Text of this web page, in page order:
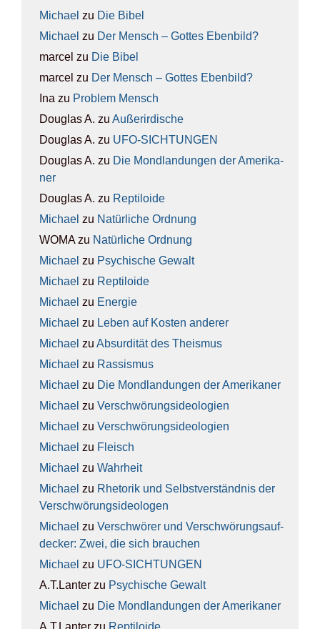
Michael zu Die Bibel
Michael zu Der Mensch – Got­tes Eben­bild?
marcel zu Die Bibel
marcel zu Der Mensch – Got­tes Eben­bild?
Ina zu Pro­blem Mensch
Douglas A. zu Außer­ir­di­sche
Douglas A. zu UFO-SICH­TUN­GEN
Douglas A. zu Die Mond­lan­dun­gen der Ame­ri­ka­
ner
Douglas A. zu Rep­ti­lo­ide
Michael zu Natür­li­che Ord­nung
WOMAzu Natür­li­che Ord­nung
Michael zu Psy­chi­sche Gewalt
Michael zu Rep­ti­lo­ide
Michael zu Ener­gie
Michael zu Leben auf Kos­ten ande­rer
Michael zu Absur­di­tät des The­is­mus
Michael zu Ras­sis­mus
Michael zu Die Mond­lan­dun­gen der Ame­ri­ka­ner
Michael zu Ver­schwö­rungs­ideo­lo­gien
Michael zu Ver­schwö­rungs­ideo­lo­gien
Michael zu Fleisch
Michael zu Wahr­heit
Michael zu Rhe­to­rik und Selbst­ver­ständ­nis der
Ver­schwö­rungs­ideo­lo­gen
Michael zu Ver­schwö­rer und Ver­schwö­rungs­auf­
de­cker: Zwei, die sich brau­chen
Michael zu UFO-SICH­TUN­GEN
A.T.Lanter zu Psy­chi­sche Gewalt
Michael zu Die Mond­lan­dun­gen der Ame­ri­ka­ner
A.T.Lanter zu Rep­ti­lo­ide